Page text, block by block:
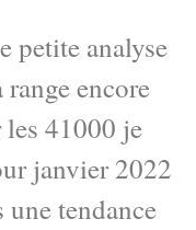
petite analyse
encore
les 41000 je
janvier 2022
une tendance